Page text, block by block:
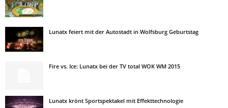
Lunatx feiert mit der Autostadt in Wolfsburg Geburtstag
Fire vs. Ice: Lunatx bei der TV total WOK WM 2015
Lunatx krönt Sportspektakel mit Effekttechnologie